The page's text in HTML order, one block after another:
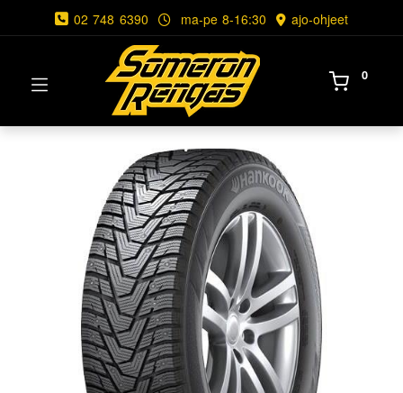
02 748 6390 ma-pe 8-16:30 ajo-ohjeet
0